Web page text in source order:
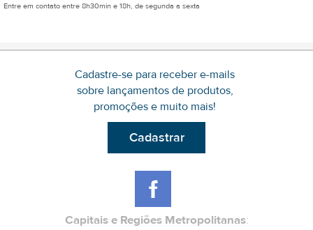
Entre em contato entre 8h30min e 18h, de segunda a sexta
Cadastre-se para receber e-mails
sobre lançamentos de produtos,
promoções e muito mais!
Cadastrar
Capitais e Regiões Metropolitanas: